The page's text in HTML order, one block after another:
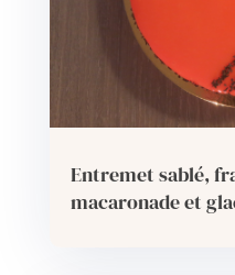
Entremet sablé,
macaronade et